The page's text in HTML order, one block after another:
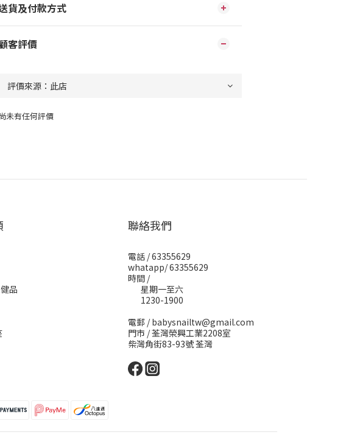
貨及付款方式
客評價
尚未有任何評價
品
聯絡我們
電話 / 63355629
whatapp/ 63355629
時間 /
星期一至六
1230-1900
電郵 / babysnailtw@gmail.com
門市 / 荃灣榮興工業2208室
柴灣角街83-93號 荃灣